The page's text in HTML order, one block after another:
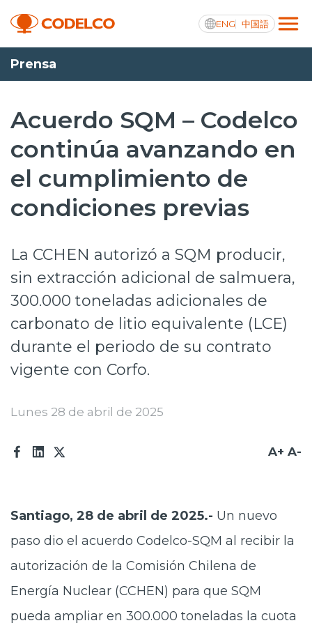
ENG 中国語
Transparencia activa
Nosotros
Operaciones
Proyectos
Innovación
Inversionistas
Prensa
Trabaja en Codelco
Canales de denuncia
Proveedores
Prensa
Acuerdo SQM – Codelco
continúa avanzando en
el cumplimiento de
condiciones previas
La CCHEN autorizó a SQM producir,
sin extracción adicional de salmuera,
300.000 toneladas adicionales de
carbonato de litio equivalente (LCE)
durante el periodo de su contrato
vigente con Corfo.
Lunes 28 de abril de 2025
A+ A-
Santiago, 28 de abril de 2025.- Un nuevo
paso dio el acuerdo Codelco-SQM al recibir la
autorización de la Comisión Chilena de
Energía Nuclear (CCHEN) para que SQM
pueda ampliar en 300.000 toneladas la cuota